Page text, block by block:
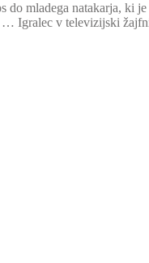
do mladega natakarja, ki
Igralec v televizijski